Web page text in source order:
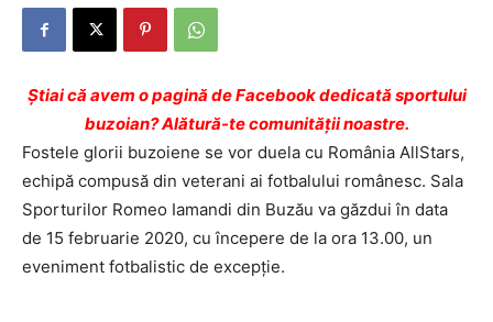
Ştiai că avem o pagină de Facebook dedicată sportului
buzoian? Alătură-te comunității noastre.
Fostele glorii buzoiene se vor duela cu România AllStars,
echipă compusă din veterani ai fotbalului românesc. Sala
Sporturilor Romeo Iamandi din Buzău va găzdui în data
de 15 februarie 2020, cu începere de la ora 13.00, un
eveniment fotbalistic de excepție.